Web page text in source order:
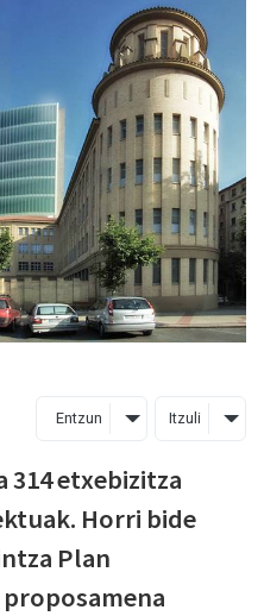
Entzun Itzuli
314 etxebizitza
Horri bide
Plan